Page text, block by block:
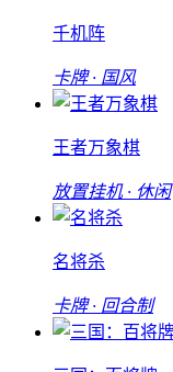
千机阵
卡牌 · 国风
王者万象棋
放置挂机 · 休闲
名将杀
卡牌 · 回合制